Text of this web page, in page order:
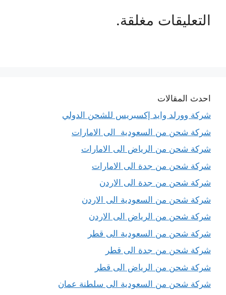
التعليقات مغلقة.
احدث المقالات
شركة وورلد وايد إكسبريس للشحن الدولي
شركة شحن من السعودية الى الامارات
شركة شحن من الرياض الى الامارات
شركة شحن من جدة الى الامارات
شركة شحن من جدة الى الاردن
شركة شحن من السعودية الى الاردن
شركة شحن من الرياض الى الاردن
شركة شحن من السعودية الى قطر
شركة شحن من جدة الى قطر
شركة شحن من الرياض الى قطر
شركة شحن من السعودية الى سلطنة عمان